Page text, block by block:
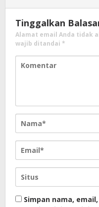
Tinggalkan
Alamat email Anda tidak
wajib ditandai *
Simpan nama,